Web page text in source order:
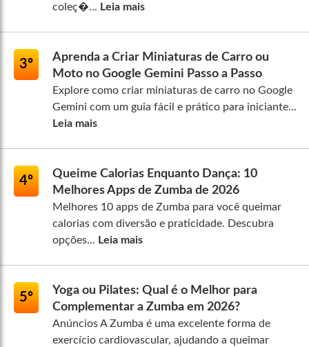
coleç�... Leia mais
3º
Aprenda a Criar Miniaturas de Carro ou
Moto no Google Gemini Passo a Passo
Explore como criar miniaturas de carro no Google
Gemini com um guia fácil e prático para iniciante...
Leia mais
4º
Queime Calorias Enquanto Dança: 10
Melhores Apps de Zumba de 2026
Melhores 10 apps de Zumba para você queimar
calorias com diversão e praticidade. Descubra
opções... Leia mais
5º
Yoga ou Pilates: Qual é o Melhor para
Complementar a Zumba em 2026?
Anúncios A Zumba é uma excelente forma de
exercício cardiovascular, ajudando a queimar